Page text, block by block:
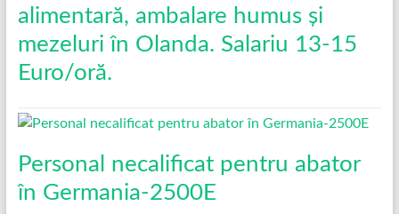
alimentară, ambalare humus și
mezeluri în Olanda. Salariu 13-15
Euro/oră.
Personal necalificat pentru abator
în Germania-2500E